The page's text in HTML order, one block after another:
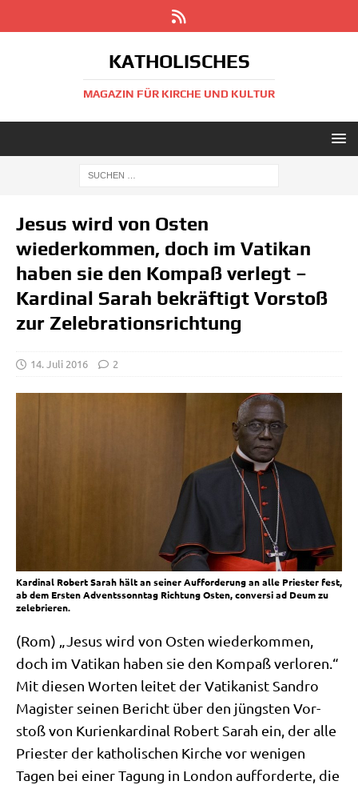
KATHOLISCHES
MAGAZIN FÜR KIRCHE UND KULTUR
Jesus wird von Osten
wiederkommen, doch im Vatikan
haben sie den Kompaß verlegt –
Kardinal Sarah bekräftigt Vorstoß
zur Zelebrationsrichtung
14. Juli 2016 2
Kardinal Robert Sarah hält an seiner Aufforderung an alle Priester fest,
ab dem Ersten Adventssonntag Richtung Osten, conversi ad Deum zu
zelebrieren.
(Rom) „Jesus wird von Osten wie­der­kom­men,
doch im Vati­kan haben sie den Kom­paß ver­lo­ren.“
Mit die­sen Wor­ten lei­tet der Vati­ka­nist San­dro
Magi­ster sei­nen Bericht über den jüng­sten Vor­
stoß von Kuri­en­kar­di­nal Robert Sarah ein, der alle
Prie­ster der katho­li­schen Kir­che vor weni­gen
Tagen bei einer Tagung in Lon­don auf­for­der­te, die